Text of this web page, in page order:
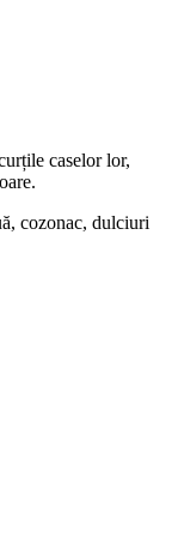
caselor lor,
cozonac, dulciuri